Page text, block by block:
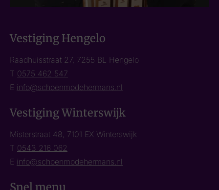
Vestiging Hengelo
Raadhuisstraat 27, 7255 BL Hengelo
T 0575 462 547
E info@schoenmodehermans.nl
Vestiging Winterswijk
Misterstraat 48, 7101 EX Winterswijk
T 0543 216 062
E info@schoenmodehermans.nl
Snel menu